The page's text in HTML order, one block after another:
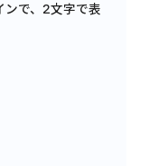
ンで、2文字で表